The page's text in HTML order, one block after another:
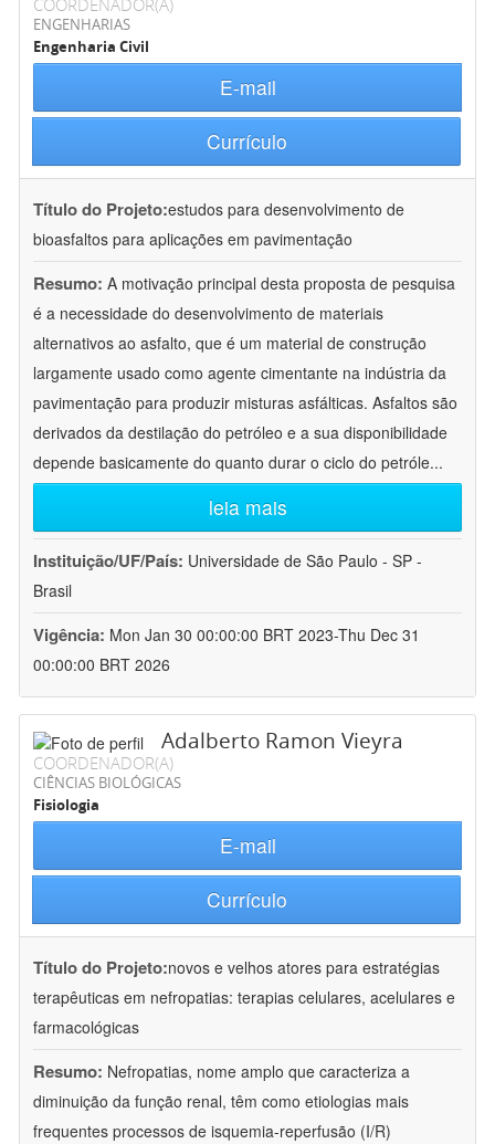
COORDENADOR(A)
ENGENHARIAS
Engenharia Civil
E-mail
Currículo
Título do Projeto:estudos para desenvolvimento de
bioasfaltos para aplicações em pavimentação
Resumo: A motivação principal desta proposta de pesquisa
é a necessidade do desenvolvimento de materiais
alternativos ao asfalto, que é um material de construção
largamente usado como agente cimentante na indústria da
pavimentação para produzir misturas asfálticas. Asfaltos são
derivados da destilação do petróleo e a sua disponibilidade
depende basicamente do quanto durar o ciclo do petróle...
leia mais
Instituição/UF/País: Universidade de São Paulo - SP -
Brasil
Vigência: Mon Jan 30 00:00:00 BRT 2023-Thu Dec 31
00:00:00 BRT 2026
Adalberto Ramon Vieyra
COORDENADOR(A)
CIÊNCIAS BIOLÓGICAS
Fisiologia
E-mail
Currículo
Título do Projeto:novos e velhos atores para estratégias
terapêuticas em nefropatias: terapias celulares, acelulares e
farmacológicas
Resumo: Nefropatias, nome amplo que caracteriza a
diminuição da função renal, têm como etiologias mais
frequentes processos de isquemia-reperfusão (I/R)